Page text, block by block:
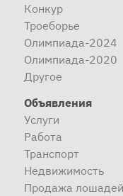
Конкур
Троеборье
Олимпиада-2024
Олимпиада-2020
Другое
Объявления
Услуги
Работа
Транспорт
Недвижимость
Продажа лошадей